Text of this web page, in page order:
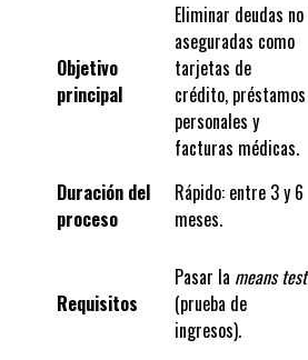
Objetivo
principal
Eliminar deudas no
aseguradas como
tarjetas de
crédito, préstamos
personales y
facturas médicas.
Duración del
proceso
Rápido: entre 3 y 6
meses.
Requisitos
Pasar la means test
(prueba de
ingresos).